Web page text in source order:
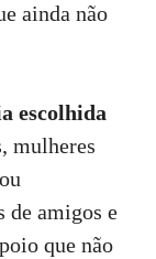
ainda não
escolhida
mulheres
de amigos e
que não